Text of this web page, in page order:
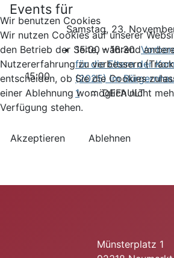
Events für
Samstag, 23.
15:00
15:00 - 16:30
für die Eltern der
(2025) im
1 :: DEFAULT
Münsterplatz 1
Wir benutzen Cookies
Wir nutzen Cookies auf unserer
den Betrieb der Seite, während
Nutzererfahrung zu verbessern
entscheiden, ob Sie die Cookies
einer Ablehnung womöglich nicht
Verfügung stehen.
Akzeptieren Ablehnen